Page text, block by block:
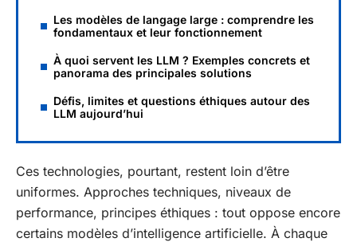
Les modèles de langage large : comprendre les
fondamentaux et leur fonctionnement
À quoi servent les LLM ? Exemples concrets et
panorama des principales solutions
Défis, limites et questions éthiques autour des
LLM aujourd’hui
Ces technologies, pourtant, restent loin d’être
uniformes. Approches techniques, niveaux de
performance, principes éthiques : tout oppose encore
certains modèles d’intelligence artificielle. À chaque